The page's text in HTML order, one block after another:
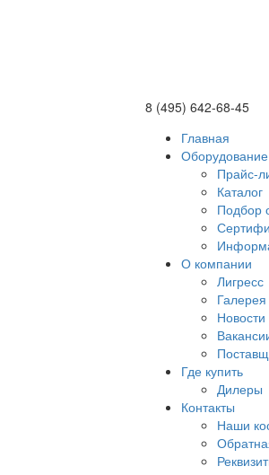
8 (495) 642-68-45
Главная
Оборудование
Прайс-
Каталог
Подбор
О компании
Лигресс
Галерея
Новости
Где купить
Дилеры
Контакты
Наши